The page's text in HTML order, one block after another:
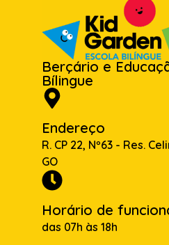
Berçário e
Bílingue
Endereço
R. CP 22, Nº63 - Res.
GO
Horário de
das 07h às 18h